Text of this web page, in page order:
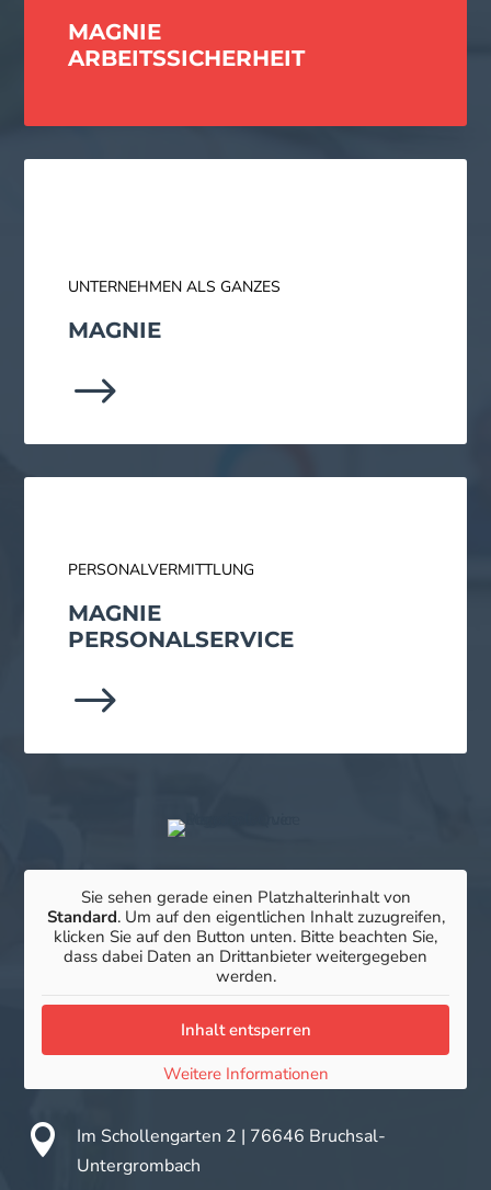
MAGNIE
ARBEITS­SICHERHEIT
UNTERNEHMEN ALS GANZES
MAGNIE
$
PERSONALVERMITTLUNG
MAGNIE
PERSONAL­SERVICE
$
Sie sehen gerade einen Platzhalterinhalt von
Standard. Um auf den eigentlichen Inhalt zuzugreifen,
klicken Sie auf den Button unten. Bitte beachten Sie,
dass dabei Daten an Drittanbieter weitergegeben
werden.
Inhalt entsperren
Weitere Informationen
 Im Schollengarten 2 | 76646 Bruchsal-
Untergrombach